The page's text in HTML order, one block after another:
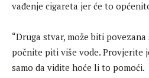
vađenje cigareta jer će to
“Druga stvar, može biti povezana
počnite piti više vode.
samo da vidite hoće li to pomoći.